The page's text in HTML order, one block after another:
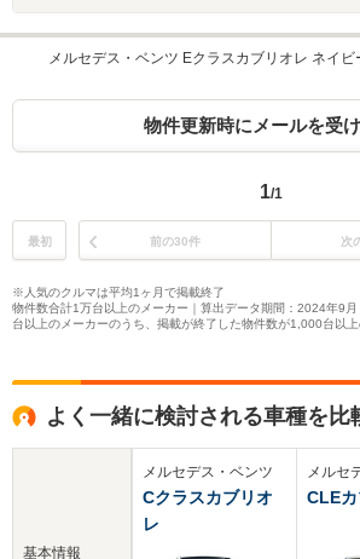
メルセデス・ベンツ Eクラスカブリオレ ネイ
物件更新時にメールを受
1/1
最初 前の30件 次
※人気のクルマは平均1ヶ月で掲載終了
物件数合計1万台以上のメーカー｜算出データ期間：2024年9
台以上のメーカーのうち、掲載が終了した物件数が1,000台以上
よく一緒に検討される車種を比
基本情報
メルセデス・ベンツ
Cクラスカブリオ
レ
メルセ
CLE